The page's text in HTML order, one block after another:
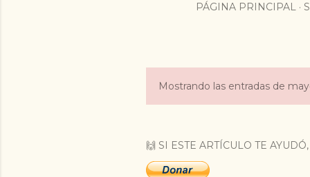
PÁGINA PRINCIPAL
E
t
Mostrando las entradas de
🙌 SI ESTE ARTÍCULO TE